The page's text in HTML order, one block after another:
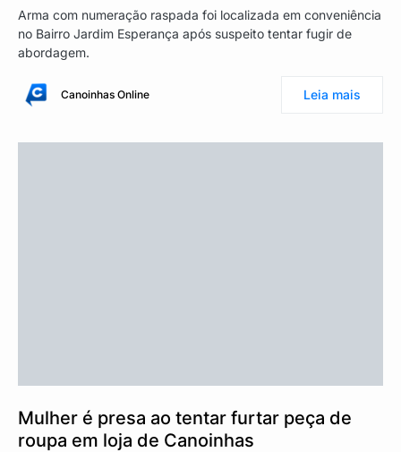
Arma com numeração raspada foi localizada em conveniência
no Bairro Jardim Esperança após suspeito tentar fugir de
abordagem.
Canoinhas Online Leia mais
Mulher é presa ao tentar furtar peça de
roupa em loja de Canoinhas